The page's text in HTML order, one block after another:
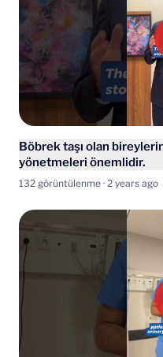
Böbrek taşı olan
yönetmeleri önemlidir.
132 görüntülenme · 2 years ago